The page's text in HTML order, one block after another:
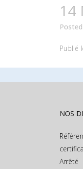
14
Publié
NOS
Arrêté